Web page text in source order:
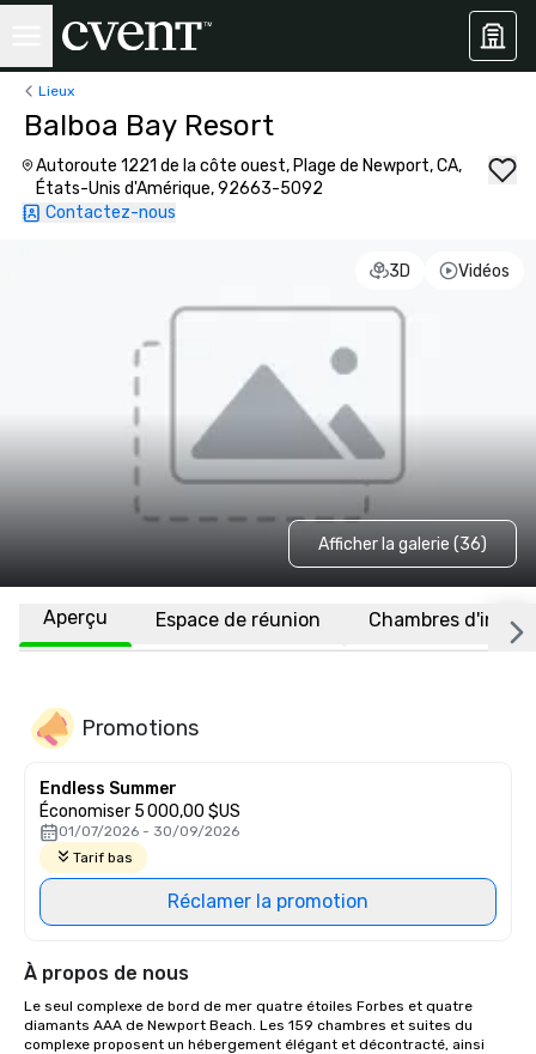
Lieux
Balboa Bay Resort
Autoroute 1221 de la côte ouest, Plage de Newport, CA,
États-Unis d'Amérique, 92663-5092
Contactez-nous
3D Vidéos
Afficher la galerie (36)
Aperçu Espace de réunion Chambres
Promotions
Endless Summer
Économiser 5 000,00 $US
01/07/2026 - 30/09/2026
Tarif bas
Réclamer la promotion
À propos de nous
Le seul complexe de bord de mer quatre étoiles Forbes et quatre
diamants AAA de Newport Beach. Les 159 chambres et suites du
complexe proposent un hébergement élégant et décontracté, ainsi